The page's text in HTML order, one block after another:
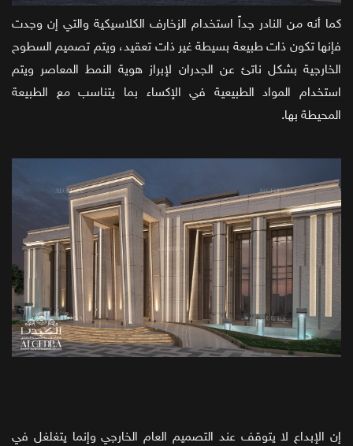
كما أنه من النادر جداً استخدام الزخارف الكلاسيكية والتي إن وجدت
فإنها تكون ذات طبيعة بسيطة غير ذات تعقيد، ويتم تصميم السطوح
الخارجية بشكل ناتئ عن الجدران لإبراز هوية النمط المعاصر ويتم
استخدام المواد الطبيعية في الإكساء بما يتناسب مع الطبيعة
المحيطة بها.
إن الإبداع لا يتوقف عند التصميم العام الخارجي وإنما يتغلغل في